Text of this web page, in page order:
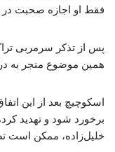
فقط او اجازه صحبت در
پس از تذکر سرمربی
همین موضوع منجر به
اسکوچیچ بعد از این
برخورد شود و تهدید
خلیل‌زاده، ممکن است